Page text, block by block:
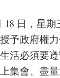
18 日，星
予政府權
活必須要
集會、盡